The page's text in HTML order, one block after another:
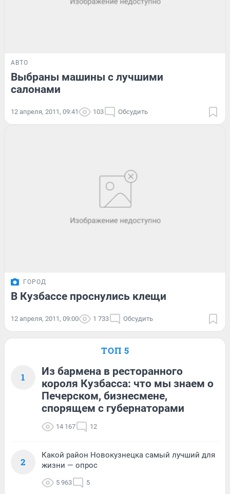
АВТО
Выбраны машины с лучшими
салонами
12 апреля, 2011, 09:41 103 Обсудить
ГОРОД
В Кузбассе проснулись клещи
12 апреля, 2011, 09:00 1 733 Обсудить
ТОП 5
1
Из бармена в ресторанного
короля Кузбасса: что мы знаем о
Печерском, бизнесмене,
спорящем с губернаторами
14 167 12
2
Какой район Новокузнецка самый лучший для
жизни — опрос
5 963 5